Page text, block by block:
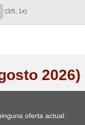
(3/5, 1x)
2026)
oferta actual.